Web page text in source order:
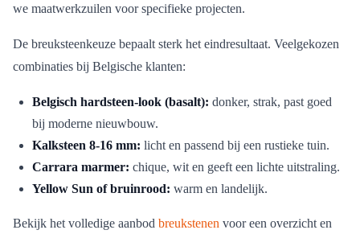
we maatwerkzuilen voor specifieke projecten.
De breuksteenkeuze bepaalt sterk het eindresultaat. Veelgekozen
combinaties bij Belgische klanten:
Belgisch hardsteen-look (basalt): donker, strak, past goed
bij moderne nieuwbouw.
Kalksteen 8-16 mm: licht en passend bij een rustieke tuin.
Carrara marmer: chique, wit en geeft een lichte uitstraling.
Yellow Sun of bruinrood: warm en landelijk.
Bekijk het volledige aanbod breukstenen voor een overzicht en